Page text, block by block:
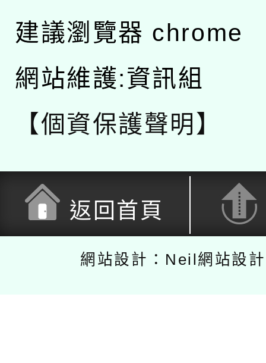
建議瀏覽器 chrome
網站維護:資訊組
【個資保護聲明】
返回首頁
網站設計：Neil網站設